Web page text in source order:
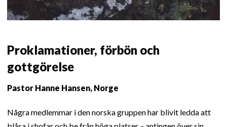
Proklamationer, förbön och
gottgörelse
Pastor Hanne Hansen, Norge
Några medlemmar i den norska gruppen har blivit ledda att